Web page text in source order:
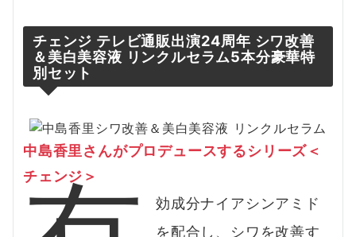
チェンジ テレビ通販出演24周年 シワ改善
＆美白美容液 リンクルセラム5本分豪華特
別セット
中島香里さんがプロデュースするシリーズ＜
チェンジ＞
効成分ナイアシンアミド
を配合し、シワを改善す